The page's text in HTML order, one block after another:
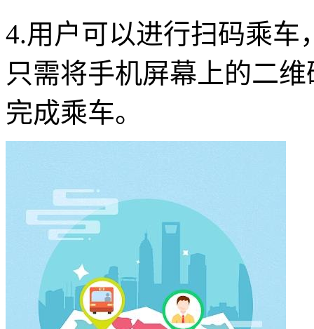
4.用户可以进行扫码乘车
只需将手机屏幕上的二
完成乘车。